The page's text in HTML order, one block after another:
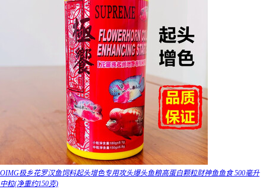
OIMG极乡花罗汉鱼饲料起头增色专用攻头爆头鱼粮高蛋白颗粒财神鱼鱼食 500毫升
中粒(净重约150克)